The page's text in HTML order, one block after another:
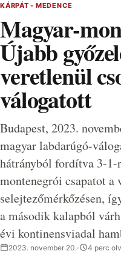
KÁRPÁT - MEDENCE
Magyar-
Újabb
veretlenül
válogatott
Budapest, 2023.
magyar labdarúgó-
hátrányból fordítva 3-1-
montenegrói csapatot a
selejtezőmérkőzésen,
a második kalapból
évi kontinensviadal
2023. november 20.· 4 perc